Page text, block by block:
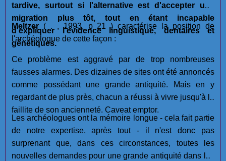
tardive, surtout si l'alternative est d'accepter une
migration plus tôt, tout en étant incapable
d'expliquer l'évidence linguistique, dentaires et
génétiques.
Meltzer ( . , 1993, p 21 ) caractérise la position de
l'archéologue de cette façon :
Ce problème est aggravé par de trop nombreuses
fausses alarmes. Des dizaines de sites ont été annoncés
comme possédant une grande antiquité. Mais en y
regardant de plus près, chacun a réussi à vivre jusqu'à la
faillite de son ancienneté. Caveat emptor.
Les archéologues ont la mémoire longue - cela fait partie
de notre expertise, après tout - il n'est donc pas
surprenant que, dans ces circonstances, toutes les
nouvelles demandes pour une grande antiquité dans les